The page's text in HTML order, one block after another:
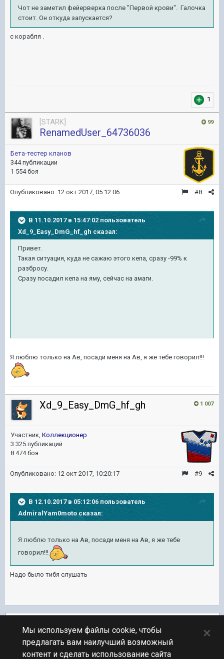
Чот не заметил фейерверка после "Первой крови". Галочка
стоит. Он откуда запускается?
с корабля .
1
99
[STARK]
RenamedUser_64736036
Бета-тестер кланов
344 публикации
1 554 боя
#8
Опубликовано: 12 окт 2017, 05:12:06
В 11.10.2017 в 15:47:02 пользователь
Xd_9_Easy_DmG_hf_gh сказал:
Привет.
Такая ситуация, куда не сажаю этого кепа, сразу -99% к
разбросу.
Сразу посадил кепа на яму, сейчас на амаги.
Я люблю только на Ав, посади меня на Ав, я же тебе говорил!!!
1 007
Xd_9_Easy_DmG_hf_gh
Участник, Коллекционер
3 325 публикаций
8 474 боя
#9
Опубликовано: 12 окт 2017, 10:20:17
В 12.10.2017 в 05:12:06 пользователь
AdmiralYam0moto сказал:
Я люблю только на Ав, посади меня на Ав, я же тебе
говорил!!!
Надо было тибя слушать
ПЕРЕЙТИ К СПИСКУ ТЕМ
Юмор
Мы используем файлы cookie, чтобы
предлагать вам наилучший возможный
контент и сделать использование сайта
×